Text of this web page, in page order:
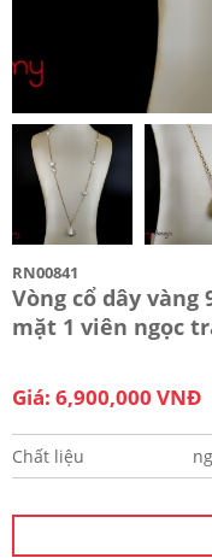
RN00841
Vòng cổ dây
mặt 1 viên ngọc
Giá: 6,900,000 VNĐ
Chất liệu